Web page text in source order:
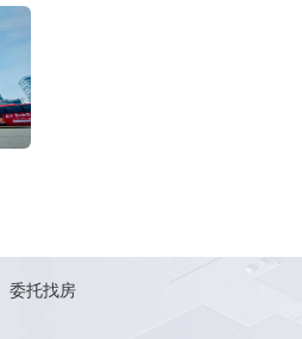
委托找房